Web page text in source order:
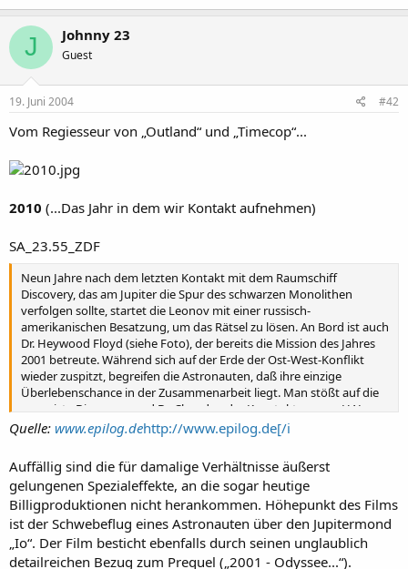
J Johnny 23
Guest
19. Juni 2004 #42
Vom Regiesseur von „Outland“ und „Timecop“...
2010 (...Das Jahr in dem wir Kontakt aufnehmen)
SA_23.55_ZDF
Neun Jahre nach dem letzten Kontakt mit dem Raumschiff
Discovery, das am Jupiter die Spur des schwarzen Monolithen
verfolgen sollte, startet die Leonov mit einer russisch-
amerikanischen Besatzung, um das Rätsel zu lösen. An Bord ist auch
Dr. Heywood Floyd (siehe Foto), der bereits die Mission des Jahres
2001 betreute. Während sich auf der Erde der Ost-West-Konflikt
wieder zuspitzt, begreifen die Astronauten, daß ihre einzige
Überlebenschance in der Zusammenarbeit liegt. Man stößt auf die
verwaiste Discovery, und Dr. Chandra, der Konstukteur von HAL
9000, kann den Bordcomputer wieder aktivieren. Der Geist von
David Bowman erscheint und verkündet wundersame Ereignisse.
den Gasplaneten Jupiter in die neue Sonne Lucifer. In HALs letzter
Botschaft werden der Menschheit die Jupitermonde zum Geschenk
gemacht - mit Ausnahme von Europa, auf dem sich eigenes Leben
entwickelt hat.
Quelle: www.epilog.dehttp://www.epilog.de[/i
Auffällig sind die für damalige Verhältnisse äußerst
gelungenen Spezialeffekte, an die sogar heutige
Billigproduktionen nicht herankommen. Höhepunkt des Films
ist der Schwebeflug eines Astronauten über den Jupitermond
„Io“. Der Film besticht ebenfalls durch seinen unglaublich
detailreichen Bezug zum Prequel („2001 - Odyssee...“).